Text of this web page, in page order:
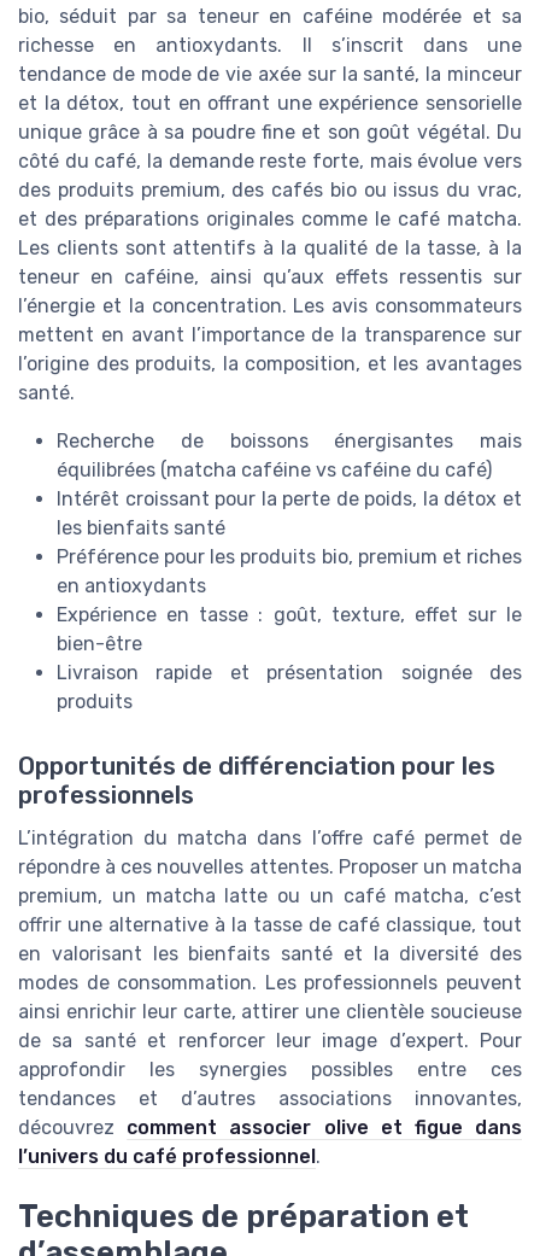
bio, séduit par sa teneur en caféine modérée et sa
richesse en antioxydants. Il s’inscrit dans une
tendance de mode de vie axée sur la santé, la minceur
et la détox, tout en offrant une expérience sensorielle
unique grâce à sa poudre fine et son goût végétal. Du
côté du café, la demande reste forte, mais évolue vers
des produits premium, des cafés bio ou issus du vrac,
et des préparations originales comme le café matcha.
Les clients sont attentifs à la qualité de la tasse, à la
teneur en caféine, ainsi qu’aux effets ressentis sur
l’énergie et la concentration. Les avis consommateurs
mettent en avant l’importance de la transparence sur
l’origine des produits, la composition, et les avantages
santé.
Recherche de boissons énergisantes mais
équilibrées (matcha caféine vs caféine du café)
Intérêt croissant pour la perte de poids, la détox et
les bienfaits santé
Préférence pour les produits bio, premium et riches
en antioxydants
Expérience en tasse : goût, texture, effet sur le
bien-être
Livraison rapide et présentation soignée des
produits
Opportunités de différenciation pour les
professionnels
L’intégration du matcha dans l’offre café permet de
répondre à ces nouvelles attentes. Proposer un matcha
premium, un matcha latte ou un café matcha, c’est
offrir une alternative à la tasse de café classique, tout
en valorisant les bienfaits santé et la diversité des
modes de consommation. Les professionnels peuvent
ainsi enrichir leur carte, attirer une clientèle soucieuse
de sa santé et renforcer leur image d’expert. Pour
approfondir les synergies possibles entre ces
tendances et d’autres associations innovantes,
découvrez comment associer olive et figue dans
l’univers du café professionnel.
Techniques de préparation et